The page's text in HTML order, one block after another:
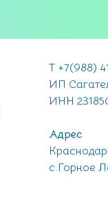
Т +7(988)
ИП
ИНН
Адрес
с.Горное